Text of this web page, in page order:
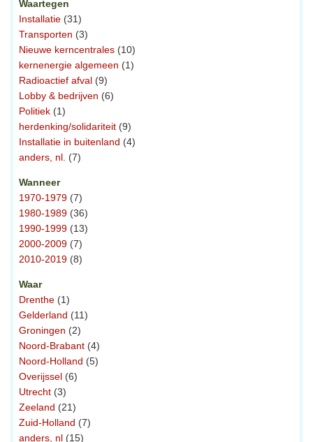
Waartegen
Installatie (31)
Transporten (3)
Nieuwe kerncentrales (10)
kernenergie algemeen (1)
Radioactief afval (9)
Lobby & bedrijven (6)
Politiek (1)
herdenking/solidariteit (9)
Installatie in buitenland (4)
anders, nl. (7)
Wanneer
1970-1979 (7)
1980-1989 (36)
1990-1999 (13)
2000-2009 (7)
2010-2019 (8)
Waar
Drenthe (1)
Gelderland (11)
Groningen (2)
Noord-Brabant (4)
Noord-Holland (5)
Overijssel (6)
Utrecht (3)
Zeeland (21)
Zuid-Holland (7)
anders, nl (15)